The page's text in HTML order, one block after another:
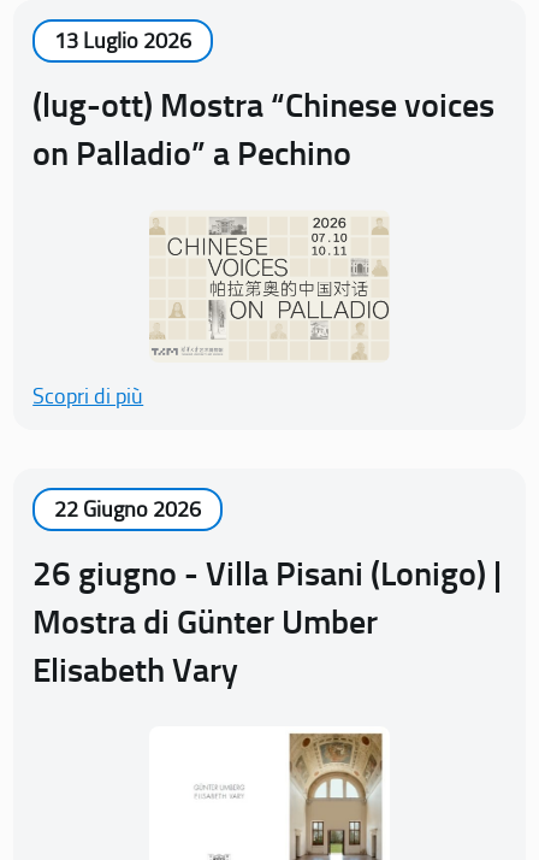
13 Luglio 2026
(lug-ott) Mostra “Chinese voices
on Palladio” a Pechino
Scopri di più
22 Giugno 2026
26 giugno - Villa Pisani (Lonigo) |
Mostra di Günter Umber
Elisabeth Vary